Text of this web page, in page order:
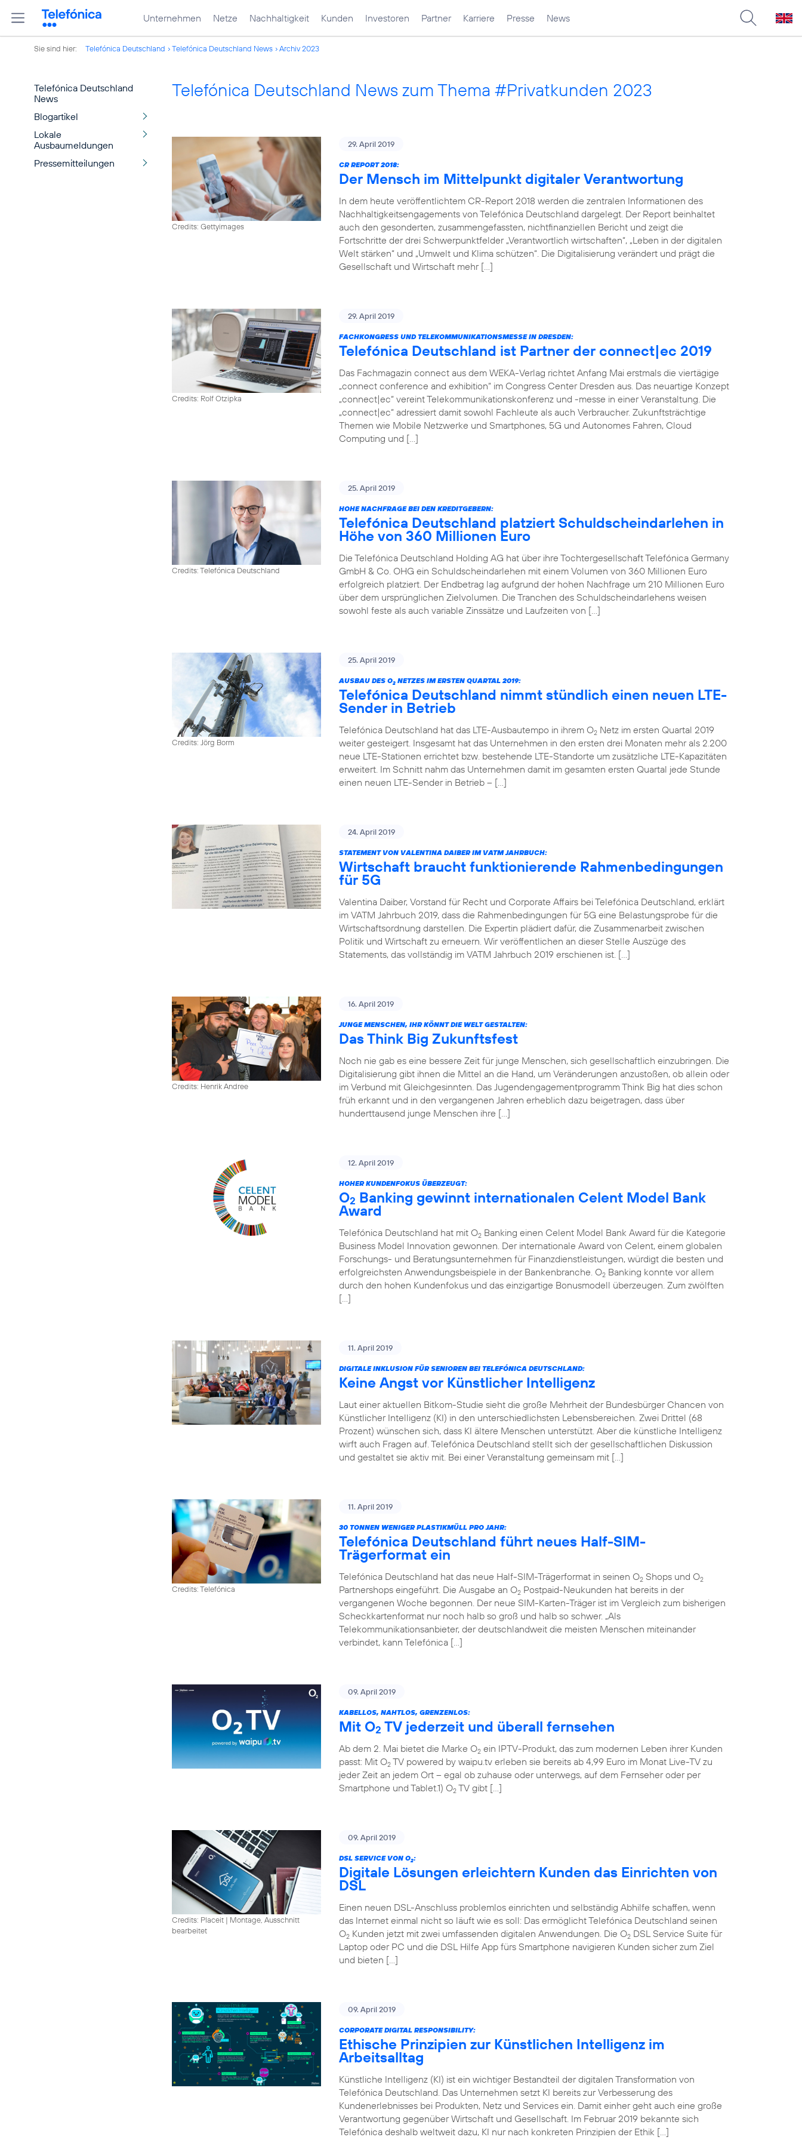
Unternehmen Netze Nachhaltigkeit Kunden Investoren Partner Karriere Presse News
Sie sind hier: Telefónica Deutschland Telefónica Deutschland News Archiv 2023
Telefónica Deutschland
News
Blogartikel
Lokale
Ausbaumeldungen
Pressemitteilungen
Telefónica Deutschland News zum Thema #Privatkunden 2023
Credits: Gettyimages
29. April 2019
CR REPORT 2018:
Der Mensch im Mittelpunkt digitaler Verantwortung
In dem heute veröffentlichtem CR-Report 2018 werden die zentralen Informationen des
Nachhaltigkeitsengagements von Telefónica Deutschland dargelegt. Der Report beinhaltet
auch den gesonderten, zusammengefassten, nichtfinanziellen Bericht und zeigt die
Fortschritte der drei Schwerpunktfelder „Verantwortlich wirtschaften“, „Leben in der digitalen
Welt stärken“ und „Umwelt und Klima schützen“. Die Digitalisierung verändert und prägt die
Gesellschaft und Wirtschaft mehr […]
Credits: Rolf Otzipka
29. April 2019
FACHKONGRESS UND TELEKOMMUNIKATIONSMESSE IN DRESDEN:
Telefónica Deutschland ist Partner der connect|ec 2019
Das Fachmagazin connect aus dem WEKA-Verlag richtet Anfang Mai erstmals die viertägige
„connect conference and exhibition“ im Congress Center Dresden aus. Das neuartige Konzept
„connect|ec“ vereint Telekommunikationskonferenz und -messe in einer Veranstaltung. Die
„connect|ec“ adressiert damit sowohl Fachleute als auch Verbraucher. Zukunftsträchtige
Themen wie Mobile Netzwerke und Smartphones, 5G und Autonomes Fahren, Cloud
Computing und […]
Credits: Telefónica Deutschland
25. April 2019
HOHE NACHFRAGE BEI DEN KREDITGEBERN:
Telefónica Deutschland platziert Schuldscheindarlehen in
Höhe von 360 Millionen Euro
Die Telefónica Deutschland Holding AG hat über ihre Tochtergesellschaft Telefónica Germany
GmbH & Co. OHG ein Schuldscheindarlehen mit einem Volumen von 360 Millionen Euro
erfolgreich platziert. Der Endbetrag lag aufgrund der hohen Nachfrage um 210 Millionen Euro
über dem ursprünglichen Zielvolumen. Die Tranchen des Schuldscheindarlehens weisen
sowohl feste als auch variable Zinssätze und Laufzeiten von […]
Credits: Jörg Borm
25. April 2019
AUSBAU DES O2 NETZES IM ERSTEN QUARTAL 2019:
Telefónica Deutschland nimmt stündlich einen neuen LTE-
Sender in Betrieb
Telefónica Deutschland hat das LTE-Ausbautempo in ihrem O2 Netz im ersten Quartal 2019
weiter gesteigert. Insgesamt hat das Unternehmen in den ersten drei Monaten mehr als 2.200
neue LTE-Stationen errichtet bzw. bestehende LTE-Standorte um zusätzliche LTE-Kapazitäten
erweitert. Im Schnitt nahm das Unternehmen damit im gesamten ersten Quartal jede Stunde
einen neuen LTE-Sender in Betrieb – […]
24. April 2019
STATEMENT VON VALENTINA DAIBER IM VATM JAHRBUCH:
Wirtschaft braucht funktionierende Rahmenbedingungen
für 5G
Valentina Daiber, Vorstand für Recht und Corporate Affairs bei Telefónica Deutschland, erklärt
im VATM Jahrbuch 2019, dass die Rahmenbedingungen für 5G eine Belastungsprobe für die
Wirtschaftsordnung darstellen. Die Expertin plädiert dafür, die Zusammenarbeit zwischen
Politik und Wirtschaft zu erneuern. Wir veröffentlichen an dieser Stelle Auszüge des
Statements, das vollständig im VATM Jahrbuch 2019 erschienen ist. […]
Credits: Henrik Andree
16. April 2019
JUNGE MENSCHEN, IHR KÖNNT DIE WELT GESTALTEN:
Das Think Big Zukunftsfest
Noch nie gab es eine bessere Zeit für junge Menschen, sich gesellschaftlich einzubringen. Die
Digitalisierung gibt ihnen die Mittel an die Hand, um Veränderungen anzustoßen, ob allein oder
im Verbund mit Gleichgesinnten. Das Jugendengagementprogramm Think Big hat dies schon
früh erkannt und in den vergangenen Jahren erheblich dazu beigetragen, dass über
hunderttausend junge Menschen ihre […]
12. April 2019
HOHER KUNDENFOKUS ÜBERZEUGT:
O2 Banking gewinnt internationalen Celent Model Bank
Award
Telefónica Deutschland hat mit O2 Banking einen Celent Model Bank Award für die Kategorie
Business Model Innovation gewonnen. Der internationale Award von Celent, einem globalen
Forschungs- und Beratungsunternehmen für Finanzdienstleistungen, würdigt die besten und
erfolgreichsten Anwendungsbeispiele in der Bankenbranche. O2 Banking konnte vor allem
durch den hohen Kundenfokus und das einzigartige Bonusmodell überzeugen. Zum zwölften
[…]
11. April 2019
DIGITALE INKLUSION FÜR SENIOREN BEI TELEFÓNICA DEUTSCHLAND:
Keine Angst vor Künstlicher Intelligenz
Laut einer aktuellen Bitkom-Studie sieht die große Mehrheit der Bundesbürger Chancen von
Künstlicher Intelligenz (KI) in den unterschiedlichsten Lebensbereichen. Zwei Drittel (68
Prozent) wünschen sich, dass KI ältere Menschen unterstützt. Aber die künstliche Intelligenz
wirft auch Fragen auf. Telefónica Deutschland stellt sich der gesellschaftlichen Diskussion
und gestaltet sie aktiv mit. Bei einer Veranstaltung gemeinsam mit […]
Credits: Telefónica
11. April 2019
30 TONNEN WENIGER PLASTIKMÜLL PRO JAHR:
Telefónica Deutschland führt neues Half-SIM-
Trägerformat ein
Telefónica Deutschland hat das neue Half-SIM-Trägerformat in seinen O2 Shops und O2
Partnershops eingeführt. Die Ausgabe an O2 Postpaid-Neukunden hat bereits in der
vergangenen Woche begonnen. Der neue SIM-Karten-Träger ist im Vergleich zum bisherigen
Scheckkartenformat nur noch halb so groß und halb so schwer. „Als
Telekommunikationsanbieter, der deutschlandweit die meisten Menschen miteinander
verbindet, kann Telefónica […]
09. April 2019
KABELLOS, NAHTLOS, GRENZENLOS:
Mit O2 TV jederzeit und überall fernsehen
Ab dem 2. Mai bietet die Marke O2 ein IPTV-Produkt, das zum modernen Leben ihrer Kunden
passt: Mit O2 TV powered by waipu.tv erleben sie bereits ab 4,99 Euro im Monat Live-TV zu
jeder Zeit an jedem Ort – egal ob zuhause oder unterwegs, auf dem Fernseher oder per
Smartphone und Tablet.1) O2 TV gibt […]
Credits: Placeit | Montage, Ausschnitt
bearbeitet
09. April 2019
DSL SERVICE VON O2:
Digitale Lösungen erleichtern Kunden das Einrichten von
DSL
Einen neuen DSL-Anschluss problemlos einrichten und selbständig Abhilfe schaffen, wenn
das Internet einmal nicht so läuft wie es soll: Das ermöglicht Telefónica Deutschland seinen
O2 Kunden jetzt mit zwei umfassenden digitalen Anwendungen. Die O2 DSL Service Suite für
Laptop oder PC und die DSL Hilfe App fürs Smartphone navigieren Kunden sicher zum Ziel
und bieten […]
09. April 2019
CORPORATE DIGITAL RESPONSIBILITY:
Ethische Prinzipien zur Künstlichen Intelligenz im
Arbeitsalltag
Künstliche Intelligenz (KI) ist ein wichtiger Bestandteil der digitalen Transformation von
Telefónica Deutschland. Das Unternehmen setzt KI bereits zur Verbesserung des
Kundenerlebnisses bei Produkten, Netz und Services ein. Damit einher geht auch eine große
Verantwortung gegenüber Wirtschaft und Gesellschaft. Im Februar 2019 bekannte sich
Telefónica deshalb weltweit dazu, KI nur nach konkreten Prinzipien der Ethik […]